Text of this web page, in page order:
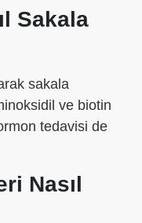
Sakala
sakala
ve biotin
tedavisi de
Nasıl